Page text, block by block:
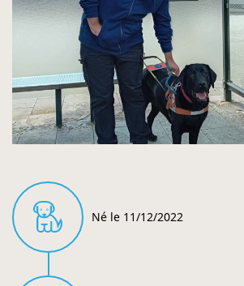
Né le 11/12/2022